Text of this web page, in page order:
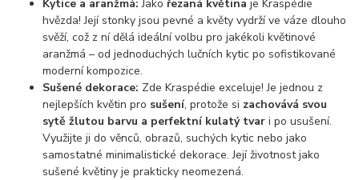
Kytice a aranžmá: Jako řezaná květina je Kraspédie
hvězda! Její stonky jsou pevné a květy vydrží ve váze dlouho
svěží, což z ní dělá ideální volbu pro jakékoli květinové
aranžmá – od jednoduchých lučních kytic po sofistikované
moderní kompozice.
Sušené dekorace: Zde Kraspédie exceluje! Je jednou z
nejlepších květin pro sušení, protože si zachovává svou
sytě žlutou barvu a perfektní kulatý tvar i po usušení.
Využijte ji do věnců, obrazů, suchých kytic nebo jako
samostatné minimalistické dekorace. Její životnost jako
sušené květiny je prakticky neomezená.